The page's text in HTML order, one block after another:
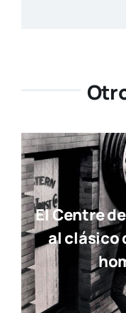
El Centre
al clásico